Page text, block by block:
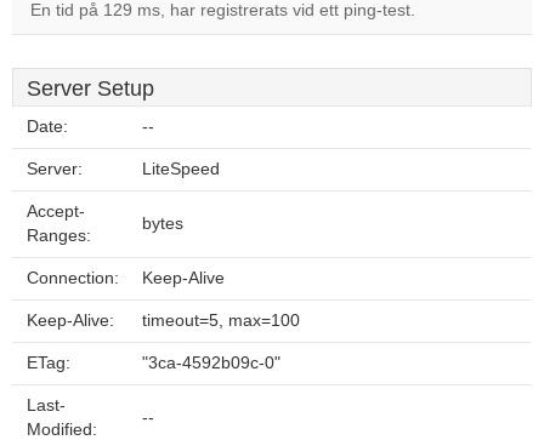
En tid på 129 ms, har registrerats vid ett ping-test.
Server Setup
Date: --
Server: LiteSpeed
Accept-
Ranges:
bytes
Connection: Keep-Alive
Keep-Alive: timeout=5, max=100
ETag: "3ca-4592b09c-0"
Last-
Modified:
--